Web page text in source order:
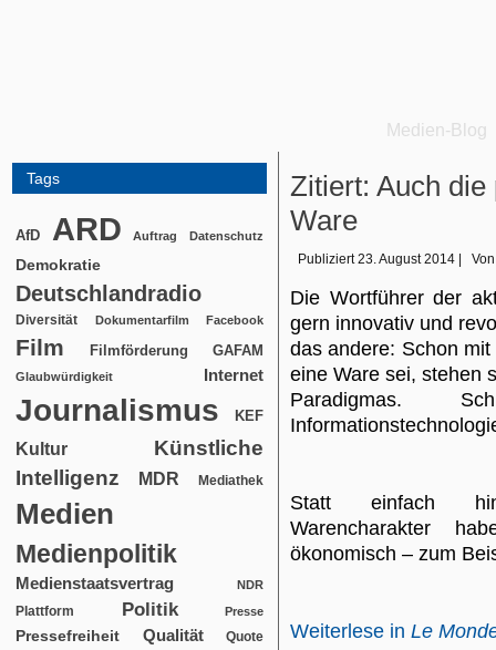
Medien-Blog
Tags
AfD ARD Auftrag Datenschutz
Demokratie
Deutschlandradio
Diversität Dokumentarfilm Facebook
Film Filmförderung GAFAM
Glaubwürdigkeit Internet
Journalismus KEF
Kultur
Künstliche
Intelligenz
MDR Mediathek
Medien
Medienpolitik
Medienstaatsvertrag NDR
Plattform Politik Presse
Pressefreiheit Qualität Quote
Zitiert: Auch
Ware
Publiziert 23. August 2014 Von
Die Wortführer der
gern innovativ und
das andere: Schon
eine Ware sei, stehen
Paradigmas.
Statt einfach
Warencharakter
ökonomisch – zum
Weiterlese in Le